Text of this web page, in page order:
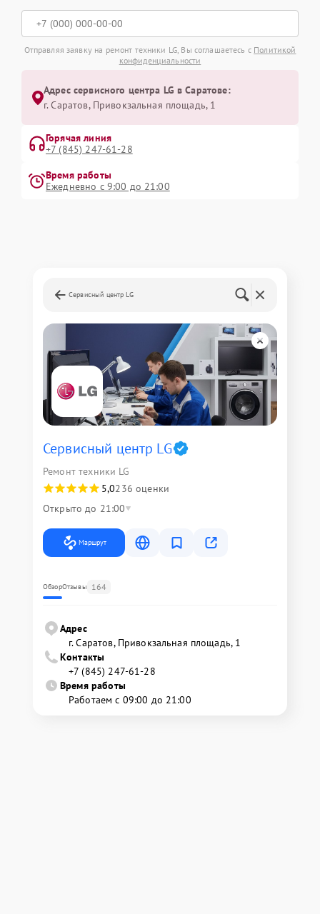
Отправляя заявку на ремонт техники LG, Вы соглашаетесь с Политикой
конфиденциальности
Адрес сервисного центра LG в Саратове:
г. Саратов, Привокзальная площадь, 1
Горячая линия
+7 (845) 247-61-28
Время работы
Ежедневно с 9:00 до 21:00
Сервисный центр LG
Сервисный центр LG
Ремонт техники LG
5,0236 оценки
Открыто до 21:00
Маршрут
ОбзорОтзывы 164
Адрес
г. Саратов, Привокзальная площадь, 1
Контакты
+7 (845) 247-61-28
Время работы
Работаем с 09:00 до 21:00